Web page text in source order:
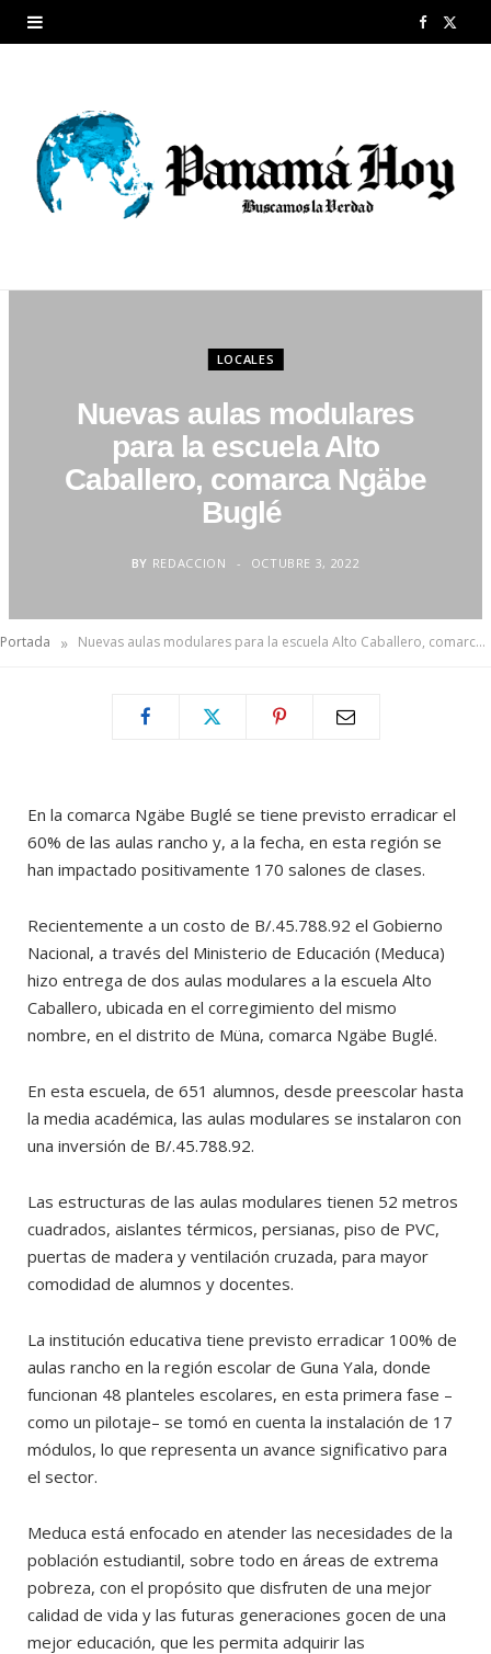
F
b
LOCALES
Nuevas aulas modulares
para la escuela Alto
Caballero, comarca Ngäbe
Buglé
BY REDACCION OCTUBRE 3, 2022
Portada » Nuevas aulas modulares para la escuela Alto Caballero, comarca Ngäbe Buglé
En la comarca Ngäbe Buglé se tiene previsto erradicar el
60% de las aulas rancho y, a la fecha, en esta región se
han impactado positivamente 170 salones de clases.
Recientemente a un costo de B/.45.788.92 el Gobierno
Nacional, a través del Ministerio de Educación (Meduca)
hizo entrega de dos aulas modulares a la escuela Alto
Caballero, ubicada en el corregimiento del mismo
nombre, en el distrito de Müna, comarca Ngäbe Buglé.
En esta escuela, de 651 alumnos, desde preescolar hasta
la media académica, las aulas modulares se instalaron con
una inversión de B/.45.788.92.
Las estructuras de las aulas modulares tienen 52 metros
cuadrados, aislantes térmicos, persianas, piso de PVC,
puertas de madera y ventilación cruzada, para mayor
comodidad de alumnos y docentes.
La institución educativa tiene previsto erradicar 100% de
aulas rancho en la región escolar de Guna Yala, donde
funcionan 48 planteles escolares, en esta primera fase –
como un pilotaje– se tomó en cuenta la instalación de 17
módulos, lo que representa un avance significativo para
el sector.
Meduca está enfocado en atender las necesidades de la
población estudiantil, sobre todo en áreas de extrema
pobreza, con el propósito que disfruten de una mejor
calidad de vida y las futuras generaciones gocen de una
mejor educación, que les permita adquirir las